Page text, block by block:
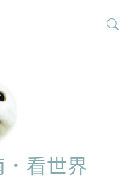
看世界